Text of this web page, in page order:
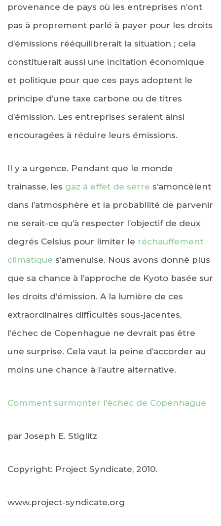
provenance de pays où les entreprises n’ont
pas à proprement parlé à payer pour les droits
d’émissions rééquilibrerait la situation ; cela
constituerait aussi une incitation économique
et politique pour que ces pays adoptent le
principe d’une taxe carbone ou de titres
d’émission. Les entreprises seraient ainsi
encouragées à réduire leurs émissions.
Il y a urgence. Pendant que le monde
trainasse, les gaz à effet de serre s’amoncèlent
dans l’atmosphère et la probabilité de parvenir
ne serait-ce qu’à respecter l’objectif de deux
degrés Celsius pour limiter le réchauffement
climatique s’amenuise. Nous avons donné plus
que sa chance à l’approche de Kyoto basée sur
les droits d’émission. A la lumière de ces
extraordinaires difficultés sous-jacentes,
l’échec de Copenhague ne devrait pas être
une surprise. Cela vaut la peine d’accorder au
moins une chance à l’autre alternative.
Comment surmonter l’échec de Copenhague
par Joseph E. Stiglitz
Copyright: Project Syndicate, 2010.
www.project-syndicate.org